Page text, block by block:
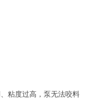
粘度过高，泵无法咬料